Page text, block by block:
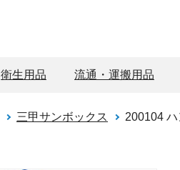
衛生用品 流通・運搬用品
三甲サンボックス 200104